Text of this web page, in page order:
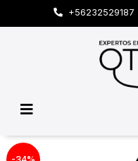
+56232529187